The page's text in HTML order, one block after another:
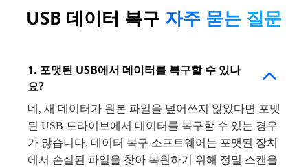
USB 데이터 복구 자주 묻는 질문
1. 포맷된 USB에서 데이터를 복구할 수 있나
요?
네, 새 데이터가 원본 파일을 덮어쓰지 않았다면 포맷
된 USB 드라이브에서 데이터를 복구할 수 있는 경우
가 많습니다. 데이터 복구 소프트웨어는 포맷된 장치
에서 손실된 파일을 찾아 복원하기 위해 정밀 스캔을